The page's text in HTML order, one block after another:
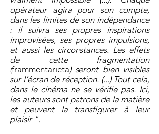
opérateur agira pour son compte,
dans les limites de son indépendance
: il suivra ses propres inspirations
improvisées, ses propres impulsions,
et aussi les circonstances. Les effets
de cette fragmentation
(frammentarietà) seront bien visibles
sur l’écran de réception. (...) Tout cela,
dans le cinéma ne se vérifie pas. Ici,
les auteurs sont patrons de la matière
et peuvent la transfigurer à leur
plaisir ".